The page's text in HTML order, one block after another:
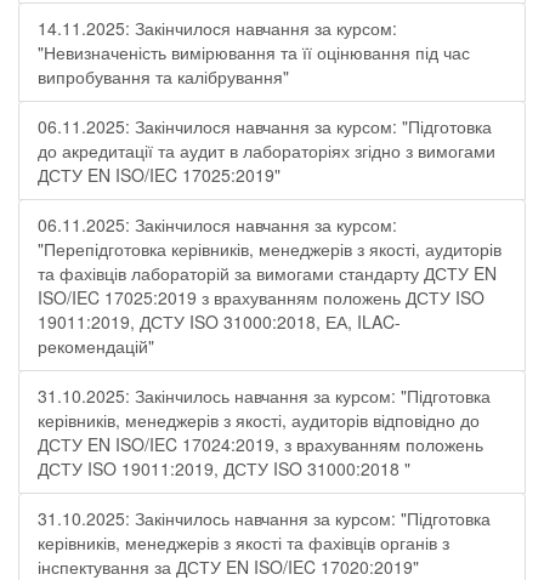
14.11.2025: Закінчилося навчання за курсом:
"Невизначеність вимірювання та її оцінювання під час
випробування та калібрування"
06.11.2025: Закінчилося навчання за курсом: "Підготовка
до акредитації та аудит в лабораторіях згідно з вимогами
ДСТУ EN ISO/IEC 17025:2019"
06.11.2025: Закінчилося навчання за курсом:
"Перепідготовка керівників, менеджерів з якості, аудиторів
та фахівців лабораторій за вимогами стандарту ДСТУ EN
ISO/IEC 17025:2019 з врахуванням положень ДСТУ ISO
19011:2019, ДСТУ ISO 31000:2018, ЕА, ILAC-
рекомендацій"
31.10.2025: Закінчилось навчання за курсом: "Підготовка
керівників, менеджерів з якості, аудиторів відповідно до
ДСТУ EN ISO/IEC 17024:2019, з врахуванням положень
ДСТУ ISO 19011:2019, ДСТУ ISO 31000:2018 "
31.10.2025: Закінчилось навчання за курсом: "Підготовка
керівників, менеджерів з якості та фахівців органів з
інспектування за ДСТУ EN ISO/IEC 17020:2019"